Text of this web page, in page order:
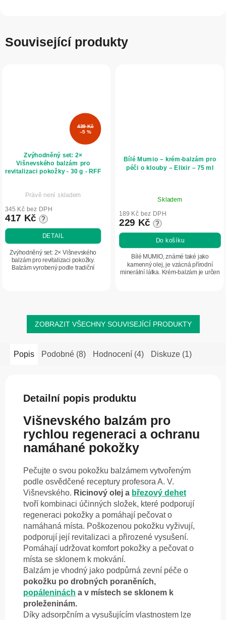
Související produkty
439 Kč
–5 %
Zvýhodněný set: 2×
Višnevského balzám pro
revitalizaci pokožky - 30 g - RFF
hodnocení
produktu
je
4,8
z
hvězdiček.
Právě není skladem
345 Kč bez DPH
417 Kč ?
DETAIL
Zvýhodněný set: 2× Višnevského
balzám pro revitalizaci pokožky.
Balzám vyrobený podle tradiční
Bílé Mumio – krém-balzám pro
péči o klouby – Elixir – 75 ml
produktu
je
5,0
z
hvězdiček.
Skladem
189 Kč bez DPH
229 Kč ?
Do košíku
Bílé MUMIO, známé také jako
kamenný olej, je vzácná přírodní
minerální látka. Krém-balzám je určen
ZOBRAZIT VŠECHNY SOUVISEJÍCÍ PRODUKTY
Popis Podobné (8) Hodnocení (4) Diskuze (1)
Detailní popis produktu
Višnevského balzám pro
rychlou regeneraci a ochranu
namáhané pokožky
Pečujte o svou pokožku balzámem vytvořeným
podle osvědčené receptury profesora A. V.
Višnevského. Ricinový olej a březový dehet
tvoří kombinaci účinných složek, které podporují
regeneraci pokožky a pomáhají pečovat o
namáhaná místa. Poškozenou pokožku vyživují,
podporují její revitalizaci a přirozené vysušení.
Pomáhají udržovat komfort pokožky a pečovat o
místa se sklonem k mokvání.
Balzám je vhodný jako podpůrná zevní péče o
pokožku po drobných poraněních,
popáleninách a v místech se sklonem k
proleženinám.
Díky adsorpčním a vysušujícím vlastnostem lze